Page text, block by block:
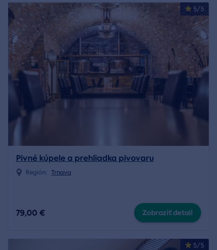
5/5
Pivné kúpele a prehliadka pivovaru
Región: Trnava
79,00 € Zobraziť detail
5/5